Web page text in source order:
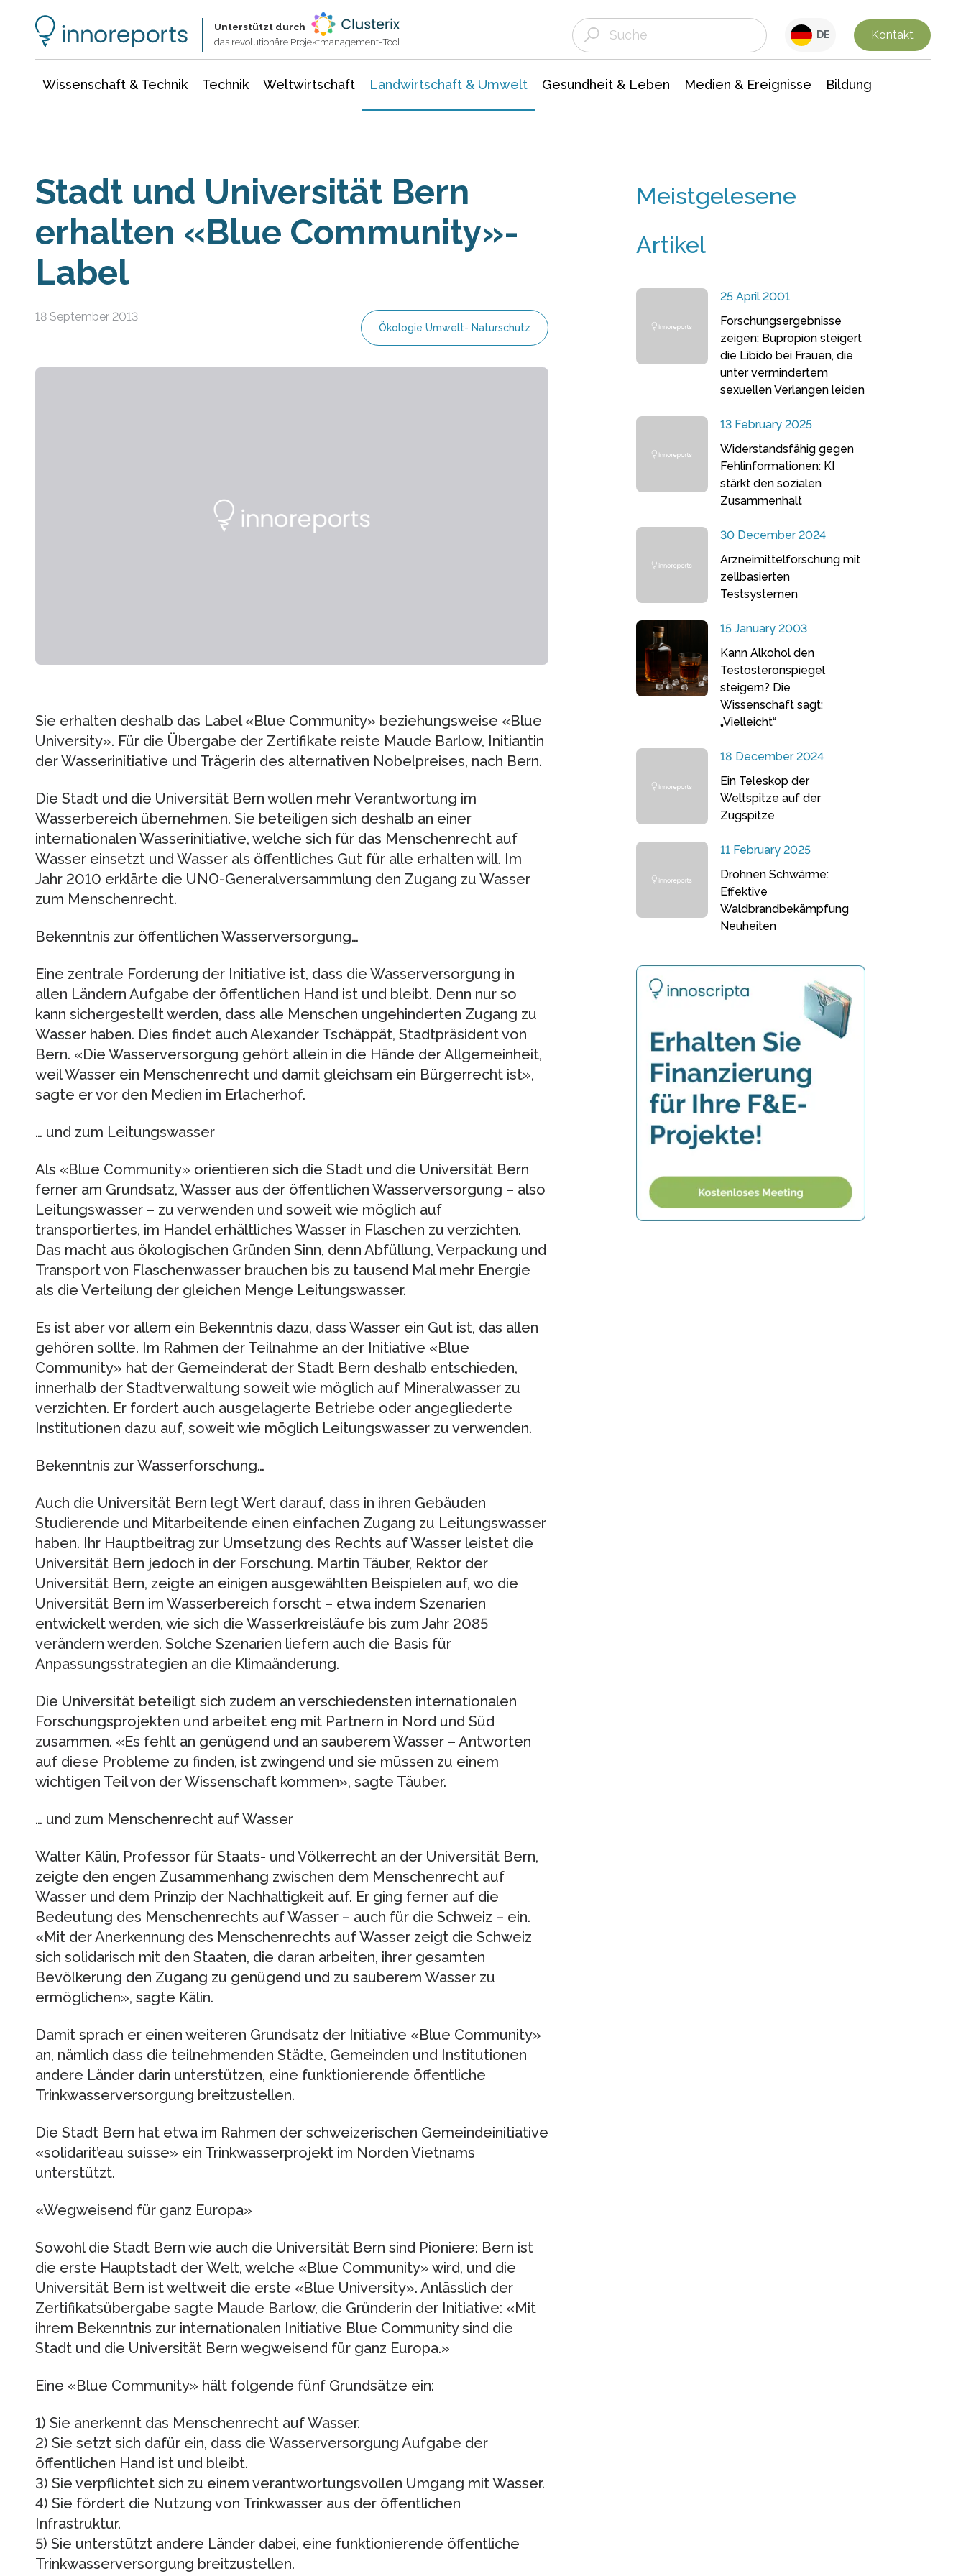
Unterstützt durch
das revolutionäre Projektmanagement-Tool
DE Kontakt
Wissenschaft & Technik Technik Weltwirtschaft Landwirtschaft & Umwelt Gesundheit & Leben Medien & Ereignisse Bildung
Stadt und Universität Bern
erhalten «Blue Community»-
Label
18 September 2013
Ökologie Umwelt- Naturschutz
Sie erhalten deshalb das Label «Blue Community» beziehungsweise «Blue
University». Für die Übergabe der Zertifikate reiste Maude Barlow, Initiantin
der Wasserinitiative und Trägerin des alternativen Nobelpreises, nach Bern.
Die Stadt und die Universität Bern wollen mehr Verantwortung im
Wasserbereich übernehmen. Sie beteiligen sich deshalb an einer
internationalen Wasserinitiative, welche sich für das Menschenrecht auf
Wasser einsetzt und Wasser als öffentliches Gut für alle erhalten will. Im
Jahr 2010 erklärte die UNO-Generalversammlung den Zugang zu Wasser
zum Menschenrecht.
Bekenntnis zur öffentlichen Wasserversorgung…
Eine zentrale Forderung der Initiative ist, dass die Wasserversorgung in
allen Ländern Aufgabe der öffentlichen Hand ist und bleibt. Denn nur so
kann sichergestellt werden, dass alle Menschen ungehinderten Zugang zu
Wasser haben. Dies findet auch Alexander Tschäppät, Stadtpräsident von
Bern. «Die Wasserversorgung gehört allein in die Hände der Allgemeinheit,
weil Wasser ein Menschenrecht und damit gleichsam ein Bürgerrecht ist»,
sagte er vor den Medien im Erlacherhof.
… und zum Leitungswasser
Als «Blue Community» orientieren sich die Stadt und die Universität Bern
ferner am Grundsatz, Wasser aus der öffentlichen Wasserversorgung – also
Leitungswasser – zu verwenden und soweit wie möglich auf
transportiertes, im Handel erhältliches Wasser in Flaschen zu verzichten.
Das macht aus ökologischen Gründen Sinn, denn Abfüllung, Verpackung und
Transport von Flaschenwasser brauchen bis zu tausend Mal mehr Energie
als die Verteilung der gleichen Menge Leitungswasser.
Es ist aber vor allem ein Bekenntnis dazu, dass Wasser ein Gut ist, das allen
gehören sollte. Im Rahmen der Teilnahme an der Initiative «Blue
Community» hat der Gemeinderat der Stadt Bern deshalb entschieden,
innerhalb der Stadtverwaltung soweit wie möglich auf Mineralwasser zu
verzichten. Er fordert auch ausgelagerte Betriebe oder angegliederte
Institutionen dazu auf, soweit wie möglich Leitungswasser zu verwenden.
Bekenntnis zur Wasserforschung…
Auch die Universität Bern legt Wert darauf, dass in ihren Gebäuden
Studierende und Mitarbeitende einen einfachen Zugang zu Leitungswasser
haben. Ihr Hauptbeitrag zur Umsetzung des Rechts auf Wasser leistet die
Universität Bern jedoch in der Forschung. Martin Täuber, Rektor der
Universität Bern, zeigte an einigen ausgewählten Beispielen auf, wo die
Universität Bern im Wasserbereich forscht – etwa indem Szenarien
entwickelt werden, wie sich die Wasserkreisläufe bis zum Jahr 2085
verändern werden. Solche Szenarien liefern auch die Basis für
Anpassungsstrategien an die Klimaänderung.
Die Universität beteiligt sich zudem an verschiedensten internationalen
Forschungsprojekten und arbeitet eng mit Partnern in Nord und Süd
zusammen. «Es fehlt an genügend und an sauberem Wasser – Antworten
auf diese Probleme zu finden, ist zwingend und sie müssen zu einem
wichtigen Teil von der Wissenschaft kommen», sagte Täuber.
… und zum Menschenrecht auf Wasser
Walter Kälin, Professor für Staats- und Völkerrecht an der Universität Bern,
zeigte den engen Zusammenhang zwischen dem Menschenrecht auf
Wasser und dem Prinzip der Nachhaltigkeit auf. Er ging ferner auf die
Bedeutung des Menschenrechts auf Wasser – auch für die Schweiz – ein.
«Mit der Anerkennung des Menschenrechts auf Wasser zeigt die Schweiz
sich solidarisch mit den Staaten, die daran arbeiten, ihrer gesamten
Bevölkerung den Zugang zu genügend und zu sauberem Wasser zu
ermöglichen», sagte Kälin.
Damit sprach er einen weiteren Grundsatz der Initiative «Blue Community»
an, nämlich dass die teilnehmenden Städte, Gemeinden und Institutionen
andere Länder darin unterstützen, eine funktionierende öffentliche
Trinkwasserversorgung breitzustellen.
Die Stadt Bern hat etwa im Rahmen der schweizerischen Gemeindeinitiative
«solidarit’eau suisse» ein Trinkwasserprojekt im Norden Vietnams
unterstützt.
«Wegweisend für ganz Europa»
Sowohl die Stadt Bern wie auch die Universität Bern sind Pioniere: Bern ist
die erste Hauptstadt der Welt, welche «Blue Community» wird, und die
Universität Bern ist weltweit die erste «Blue University». Anlässlich der
Zertifikatsübergabe sagte Maude Barlow, die Gründerin der Initiative: «Mit
ihrem Bekenntnis zur internationalen Initiative Blue Community sind die
Stadt und die Universität Bern wegweisend für ganz Europa.»
Eine «Blue Community» hält folgende fünf Grundsätze ein:
1) Sie anerkennt das Menschenrecht auf Wasser.
2) Sie setzt sich dafür ein, dass die Wasserversorgung Aufgabe der
öffentlichen Hand ist und bleibt.
3) Sie verpflichtet sich zu einem verantwortungsvollen Umgang mit Wasser.
4) Sie fördert die Nutzung von Trinkwasser aus der öffentlichen
Infrastruktur.
5) Sie unterstützt andere Länder dabei, eine funktionierende öffentliche
Trinkwasserversorgung breitzustellen.
Meistgelesene
Artikel
25 April 2001
Forschungsergebnisse
zeigen: Bupropion steigert
die Libido bei Frauen, die
unter vermindertem
sexuellen Verlangen leiden
13 February 2025
Widerstandsfähig gegen
Fehlinformationen: KI
stärkt den sozialen
Zusammenhalt
30 December 2024
Arzneimittelforschung mit
zellbasierten
Testsystemen
15 January 2003
Kann Alkohol den
Testosteronspiegel
steigern? Die
Wissenschaft sagt:
„Vielleicht“
18 December 2024
Ein Teleskop der
Weltspitze auf der
Zugspitze
11 February 2025
Drohnen Schwärme:
Effektive
Waldbrandbekämpfung
Neuheiten